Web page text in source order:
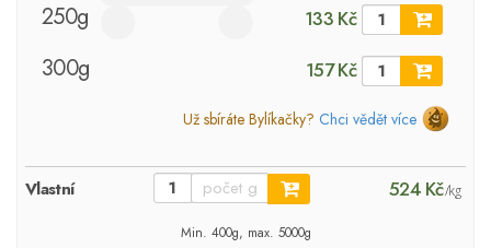
250g 133 Kč
300g 157 Kč
Už sbíráte Bylíkačky? Chci vědět více
Vlastní 524 Kč/kg
Min. 400g, max. 5000g